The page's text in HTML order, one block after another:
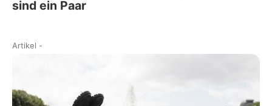
sind ein Paar
Artikel -